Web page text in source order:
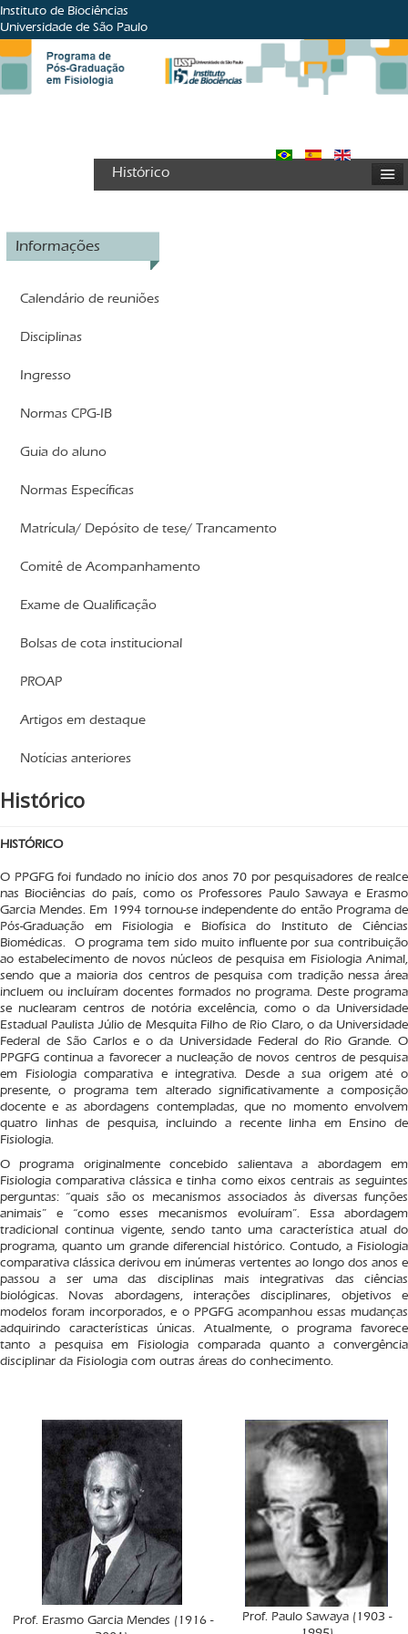
Instituto de Biociências
Universidade de São Paulo
Histórico
Informações
Calendário de reuniões
Disciplinas
Ingresso
Normas CPG-IB
Guia do aluno
Normas Específicas
Matrícula/ Depósito de tese/ Trancamento
Comitê de Acompanhamento
Exame de Qualificação
Bolsas de cota institucional
PROAP
Artigos em destaque
Notícias anteriores
Histórico
HISTÓRICO
O PPGFG foi fundado no início dos anos 70 por pesquisadores de realce
nas Biociências do país, como os Professores Paulo Sawaya e Erasmo
Garcia Mendes. Em 1994 tornou-se independente do então Programa de
Pós-Graduação em Fisiologia e Biofísica do Instituto de Ciências
Biomédicas. O programa tem sido muito influente por sua contribuição
ao estabelecimento de novos núcleos de pesquisa em Fisiologia Animal,
sendo que a maioria dos centros de pesquisa com tradição nessa área
incluem ou incluíram docentes formados no programa. Deste programa
se nuclearam centros de notória excelência, como o da Universidade
Estadual Paulista Júlio de Mesquita Filho de Rio Claro, o da Universidade
Federal de São Carlos e o da Universidade Federal do Rio Grande. O
PPGFG continua a favorecer a nucleação de novos centros de pesquisa
em Fisiologia comparativa e integrativa. Desde a sua origem até o
presente, o programa tem alterado significativamente a composição
docente e as abordagens contempladas, que no momento envolvem
quatro linhas de pesquisa, incluindo a recente linha em Ensino de
Fisiologia.
O programa originalmente concebido salientava a abordagem em
Fisiologia comparativa clássica e tinha como eixos centrais as seguintes
perguntas: “quais são os mecanismos associados às diversas funções
animais” e “como esses mecanismos evoluíram”. Essa abordagem
tradicional continua vigente, sendo tanto uma característica atual do
programa, quanto um grande diferencial histórico. Contudo, a Fisiologia
comparativa clássica derivou em inúmeras vertentes ao longo dos anos e
passou a ser uma das disciplinas mais integrativas das ciências
biológicas. Novas abordagens, interações disciplinares, objetivos e
modelos foram incorporados, e o PPGFG acompanhou essas mudanças
adquirindo características únicas. Atualmente, o programa favorece
tanto a pesquisa em Fisiologia comparada quanto a convergência
disciplinar da Fisiologia com outras áreas do conhecimento.
Prof. Erasmo Garcia Mendes (1916 -
Prof. Paulo Sawaya (1903 -